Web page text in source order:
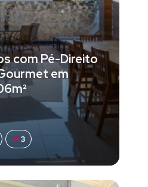
com Pé-Direito
em
3